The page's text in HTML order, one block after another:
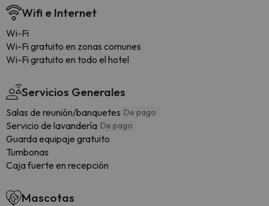
Wifi e Internet
Wi-Fi
Wi-Fi gratuito en zonas comunes
Wi-Fi gratuito en todo el hotel
Servicios Generales
Salas de reunión/banquetes De pago
Servicio de lavandería De pago
Guarda equipaje gratuito
Tumbonas
Caja fuerte en recepción
Mascotas